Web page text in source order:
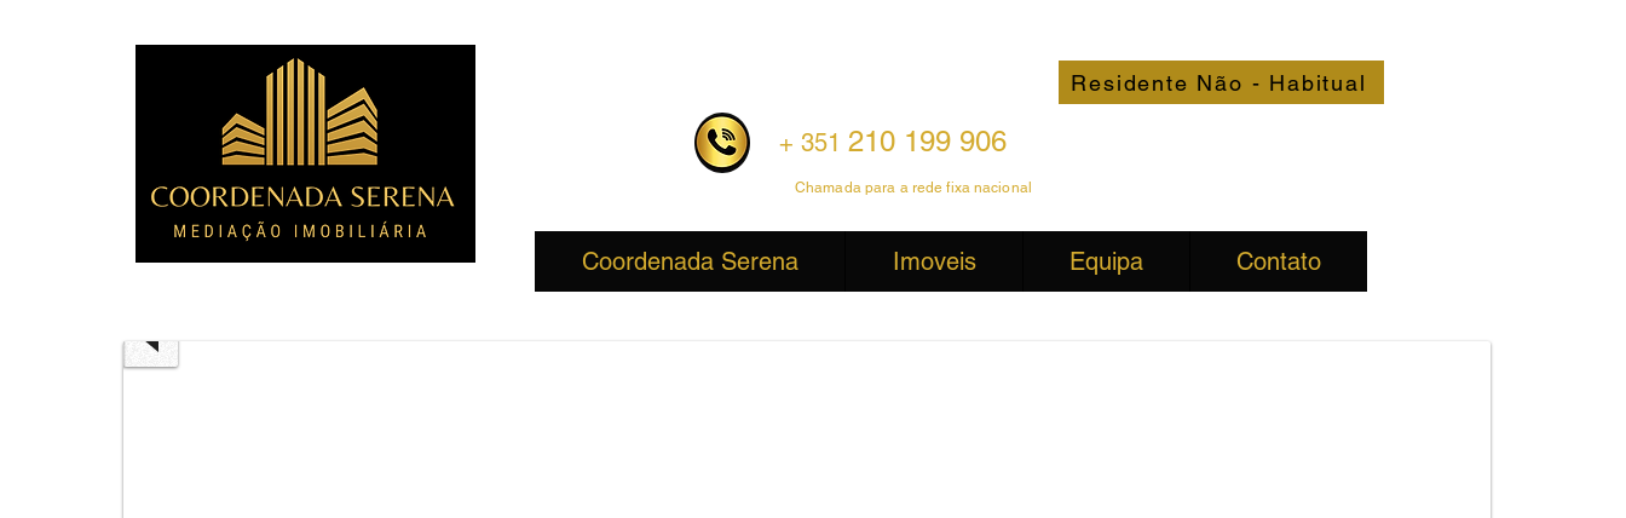
Residente Não - Habitual
+ 351 210 199 906
Chamada para a rede fixa nacional
Coordenada Serena Imoveis Equipa Contato